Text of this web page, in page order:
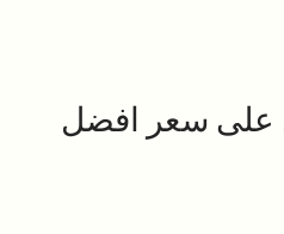
على سعر افضل